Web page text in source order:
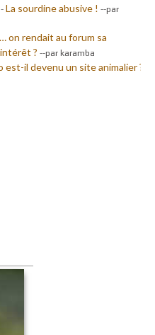
La sourdine abusive ! --par
on rendait au forum sa
? --par karamba
est-il devenu un site animalier ?